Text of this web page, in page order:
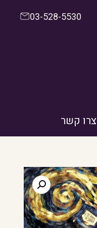
03-528-5530
צרו קשר